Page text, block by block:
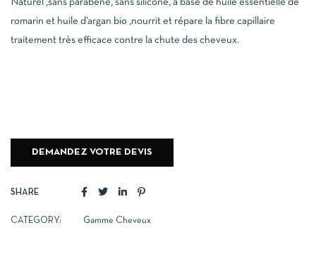
Naturel ,sans parabène, sans silicone, à base de huile essentielle de
romarin et huile d’argan bio ,nourrit et répare la fibre capillaire
traitement très efficace contre la chute des cheveux.
DEMANDEZ VOTRE DEVIS
SHARE
CATEGORY: Gamme Cheveux